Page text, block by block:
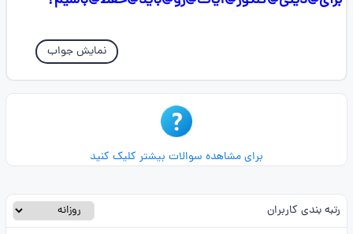
نمایش جواب
برای مشاهده سوالات بیشتر کلیک کنید
رتبه بندی کاربران